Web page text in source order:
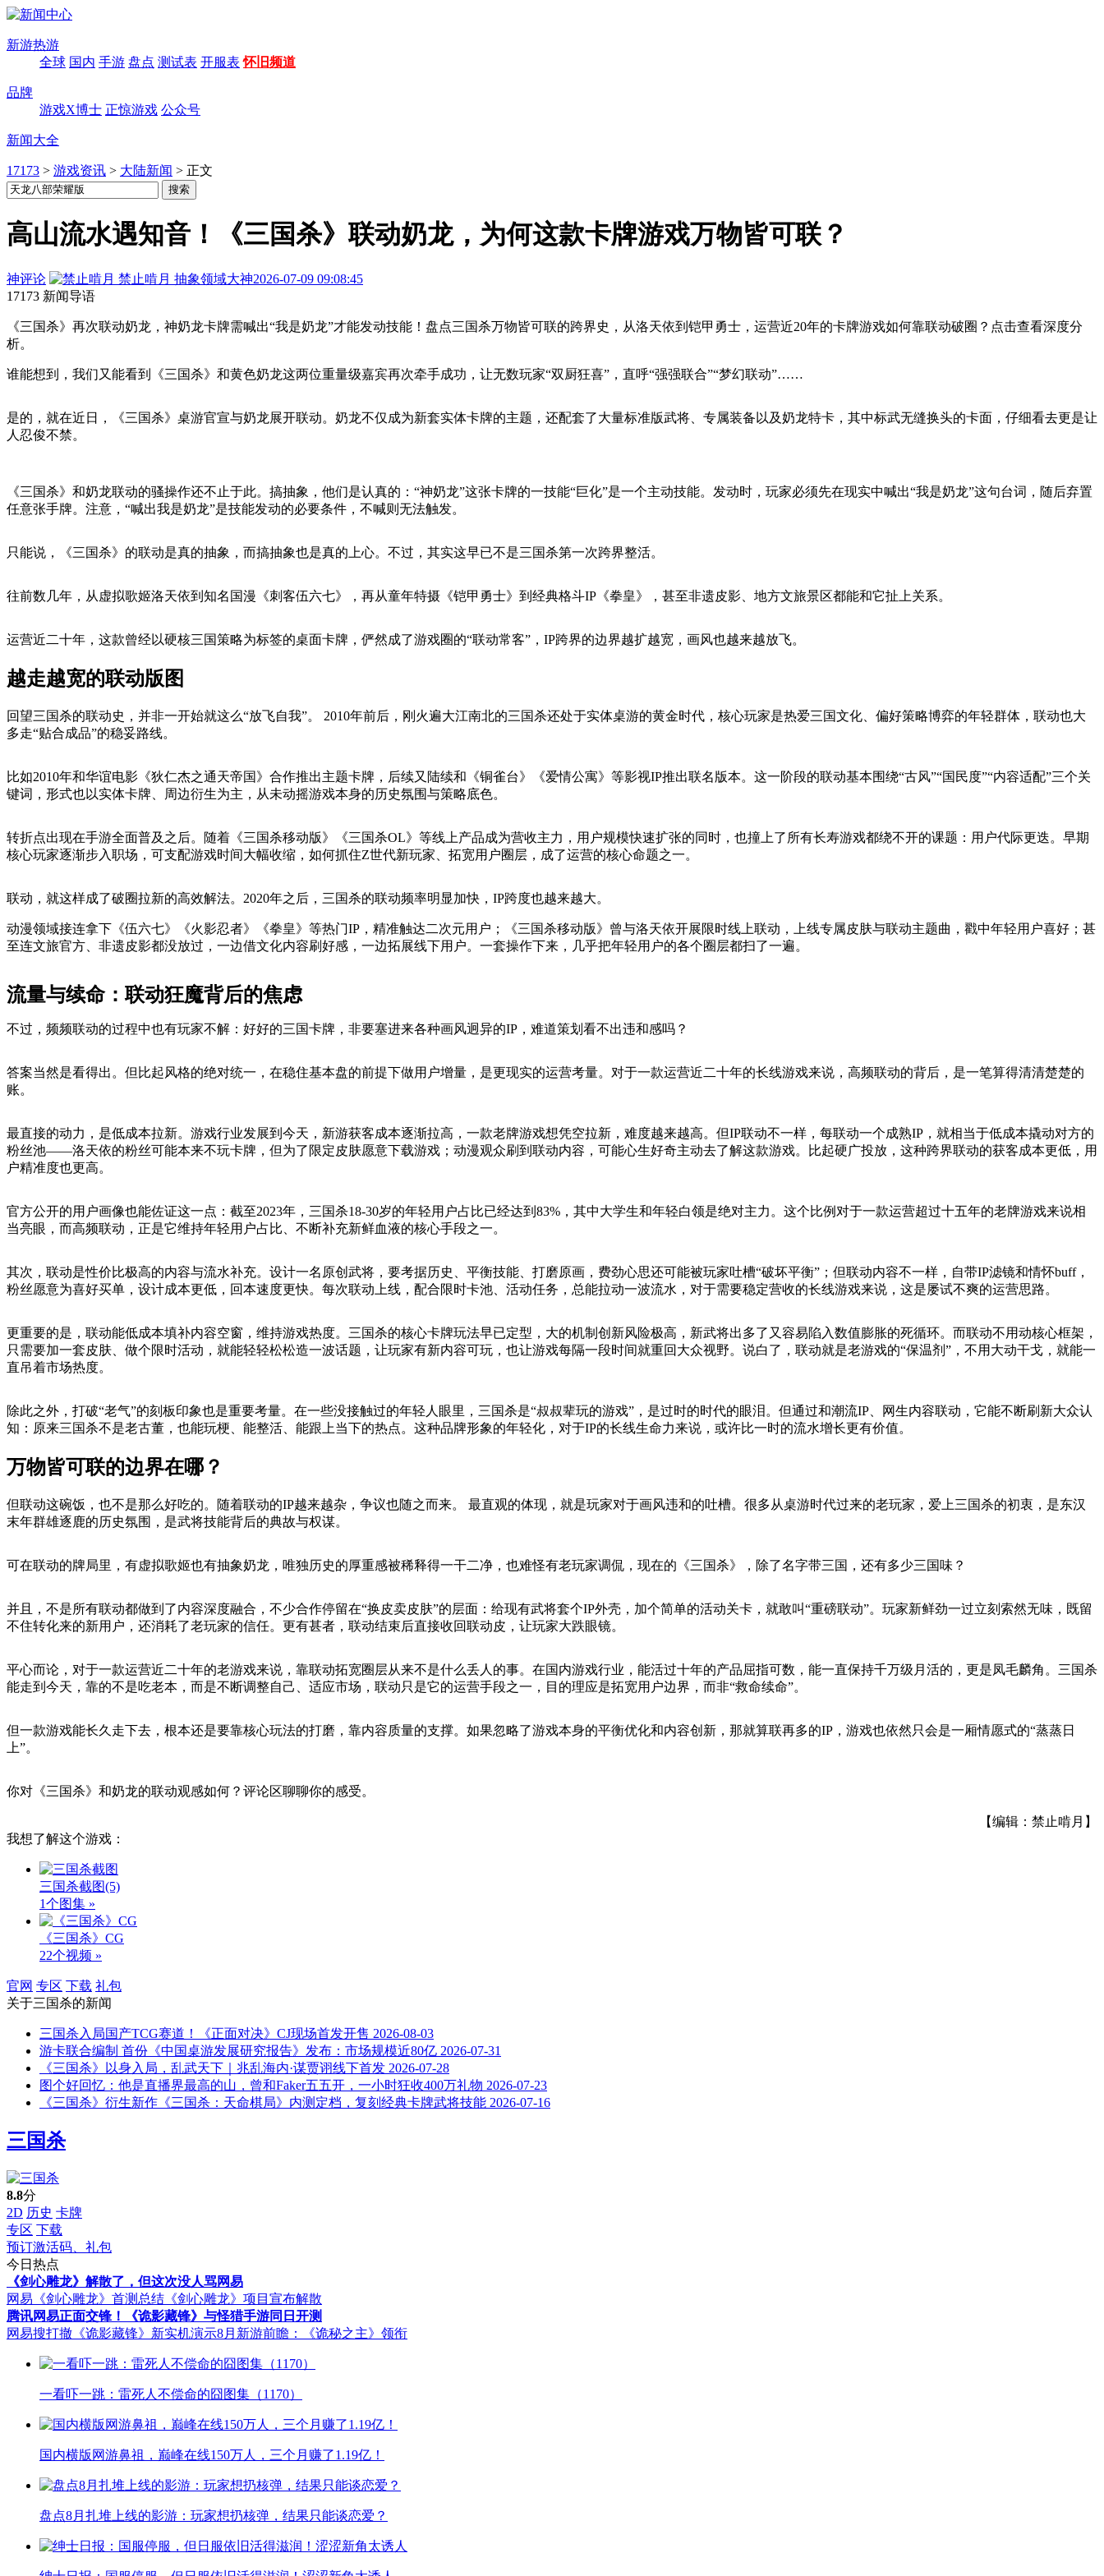
新游热游
全球 国内 手游 盘点 测试表 开服表 怀旧频道
品牌
游戏X博士 正惊游戏 公众号
新闻大全
17173 > 游戏资讯 > 大陆新闻 > 正文
高山流水遇知音！《三国杀》联动奶龙，为何这款卡牌游戏万物皆可联？
神评论 禁止啃月 抽象领域大神2026-07-09 09:08:45
17173 新闻导语
《三国杀》再次联动奶龙，神奶龙卡牌需喊出“我是奶龙”才能发动技能！盘点三国杀万物皆可联的跨界史，从洛天依到铠甲勇士，运营近20年的卡牌游戏如何靠联动破圈？点击查看深度分
析。
谁能想到，我们又能看到《三国杀》和黄色奶龙这两位重量级嘉宾再次牵手成功，让无数玩家“双厨狂喜”，直呼“强强联合”“梦幻联动”……
是的，就在近日，《三国杀》桌游官宣与奶龙展开联动。奶龙不仅成为新套实体卡牌的主题，还配套了大量标准版武将、专属装备以及奶龙特卡，其中标武无缝换头的卡面，仔细看去更是让
人忍俊不禁。
《三国杀》和奶龙联动的骚操作还不止于此。搞抽象，他们是认真的：“神奶龙”这张卡牌的一技能“巨化”是一个主动技能。发动时，玩家必须先在现实中喊出“我是奶龙”这句台词，随后弃置
任意张手牌。注意，“喊出我是奶龙”是技能发动的必要条件，不喊则无法触发。
只能说，《三国杀》的联动是真的抽象，而搞抽象也是真的上心。不过，其实这早已不是三国杀第一次跨界整活。
往前数几年，从虚拟歌姬洛天依到知名国漫《刺客伍六七》，再从童年特摄《铠甲勇士》到经典格斗IP《拳皇》，甚至非遗皮影、地方文旅景区都能和它扯上关系。
运营近二十年，这款曾经以硬核三国策略为标签的桌面卡牌，俨然成了游戏圈的“联动常客”，IP跨界的边界越扩越宽，画风也越来越放飞。
越走越宽的联动版图
回望三国杀的联动史，并非一开始就这么“放飞自我”。 2010年前后，刚火遍大江南北的三国杀还处于实体桌游的黄金时代，核心玩家是热爱三国文化、偏好策略博弈的年轻群体，联动也大
多走“贴合成品”的稳妥路线。
比如2010年和华谊电影《狄仁杰之通天帝国》合作推出主题卡牌，后续又陆续和《铜雀台》《爱情公寓》等影视IP推出联名版本。这一阶段的联动基本围绕“古风”“国民度”“内容适配”三个关
键词，形式也以实体卡牌、周边衍生为主，从未动摇游戏本身的历史氛围与策略底色。
转折点出现在手游全面普及之后。随着《三国杀移动版》《三国杀OL》等线上产品成为营收主力，用户规模快速扩张的同时，也撞上了所有长寿游戏都绕不开的课题：用户代际更迭。早期
核心玩家逐渐步入职场，可支配游戏时间大幅收缩，如何抓住Z世代新玩家、拓宽用户圈层，成了运营的核心命题之一。
联动，就这样成了破圈拉新的高效解法。2020年之后，三国杀的联动频率明显加快，IP跨度也越来越大。
动漫领域接连拿下《伍六七》《火影忍者》《拳皇》等热门IP，精准触达二次元用户；《三国杀移动版》曾与洛天依开展限时线上联动，上线专属皮肤与联动主题曲，戳中年轻用户喜好；甚
至连文旅官方、非遗皮影都没放过，一边借文化内容刷好感，一边拓展线下用户。一套操作下来，几乎把年轻用户的各个圈层都扫了一遍。
流量与续命：联动狂魔背后的焦虑
不过，频频联动的过程中也有玩家不解：好好的三国卡牌，非要塞进来各种画风迥异的IP，难道策划看不出违和感吗？
答案当然是看得出。但比起风格的绝对统一，在稳住基本盘的前提下做用户增量，是更现实的运营考量。对于一款运营近二十年的长线游戏来说，高频联动的背后，是一笔算得清清楚楚的
账。
最直接的动力，是低成本拉新。游戏行业发展到今天，新游获客成本逐渐拉高，一款老牌游戏想凭空拉新，难度越来越高。但IP联动不一样，每联动一个成熟IP，就相当于低成本撬动对方的
粉丝池——洛天依的粉丝可能本来不玩卡牌，但为了限定皮肤愿意下载游戏；动漫观众刷到联动内容，可能心生好奇主动去了解这款游戏。比起硬广投放，这种跨界联动的获客成本更低，用
户精准度也更高。
官方公开的用户画像也能佐证这一点：截至2023年，三国杀18-30岁的年轻用户占比已经达到83%，其中大学生和年轻白领是绝对主力。这个比例对于一款运营超过十五年的老牌游戏来说相
当亮眼，而高频联动，正是它维持年轻用户占比、不断补充新鲜血液的核心手段之一。
其次，联动是性价比极高的内容与流水补充。设计一名原创武将，要考据历史、平衡技能、打磨原画，费劲心思还可能被玩家吐槽“破坏平衡”；但联动内容不一样，自带IP滤镜和情怀buff，
粉丝愿意为喜好买单，设计成本更低，回本速度更快。每次联动上线，配合限时卡池、活动任务，总能拉动一波流水，对于需要稳定营收的长线游戏来说，这是屡试不爽的运营思路。
更重要的是，联动能低成本填补内容空窗，维持游戏热度。三国杀的核心卡牌玩法早已定型，大的机制创新风险极高，新武将出多了又容易陷入数值膨胀的死循环。而联动不用动核心框架，
只需要加一套皮肤、做个限时活动，就能轻轻松松造一波话题，让玩家有新内容可玩，也让游戏每隔一段时间就重回大众视野。说白了，联动就是老游戏的“保温剂”，不用大动干戈，就能一
直吊着市场热度。
除此之外，打破“老气”的刻板印象也是重要考量。在一些没接触过的年轻人眼里，三国杀是“叔叔辈玩的游戏”，是过时的时代的眼泪。但通过和潮流IP、网生内容联动，它能不断刷新大众认
知：原来三国杀不是老古董，也能玩梗、能整活、能跟上当下的热点。这种品牌形象的年轻化，对于IP的长线生命力来说，或许比一时的流水增长更有价值。
万物皆可联的边界在哪？
但联动这碗饭，也不是那么好吃的。随着联动的IP越来越杂，争议也随之而来。 最直观的体现，就是玩家对于画风违和的吐槽。很多从桌游时代过来的老玩家，爱上三国杀的初衷，是东汉
末年群雄逐鹿的历史氛围，是武将技能背后的典故与权谋。
可在联动的牌局里，有虚拟歌姬也有抽象奶龙，唯独历史的厚重感被稀释得一干二净，也难怪有老玩家调侃，现在的《三国杀》，除了名字带三国，还有多少三国味？
并且，不是所有联动都做到了内容深度融合，不少合作停留在“换皮卖皮肤”的层面：给现有武将套个IP外壳，加个简单的活动关卡，就敢叫“重磅联动”。玩家新鲜劲一过立刻索然无味，既留
不住转化来的新用户，还消耗了老玩家的信任。更有甚者，联动结束后直接收回联动皮，让玩家大跌眼镜。
平心而论，对于一款运营近二十年的老游戏来说，靠联动拓宽圈层从来不是什么丢人的事。在国内游戏行业，能活过十年的产品屈指可数，能一直保持千万级月活的，更是凤毛麟角。三国杀
能走到今天，靠的不是吃老本，而是不断调整自己、适应市场，联动只是它的运营手段之一，目的理应是拓宽用户边界，而非“救命续命”。
但一款游戏能长久走下去，根本还是要靠核心玩法的打磨，靠内容质量的支撑。如果忽略了游戏本身的平衡优化和内容创新，那就算联再多的IP，游戏也依然只会是一厢情愿式的“蒸蒸日
上”。
你对《三国杀》和奶龙的联动观感如何？评论区聊聊你的感受。
【编辑：禁止啃月】
我想了解这个游戏：
三国杀截图(5)
1个图集 »
《三国杀》CG
22个视频 »
官网 专区 下载 礼包
关于三国杀的新闻
三国杀入局国产TCG赛道！《正面对决》CJ现场首发开售 2026-08-03
游卡联合编制 首份《中国桌游发展研究报告》发布：市场规模近80亿 2026-07-31
《三国杀》以身入局，乱武天下｜兆乱海内·谋贾诩线下首发 2026-07-28
图个好回忆：他是直播界最高的山，曾和Faker五五开，一小时狂收400万礼物 2026-07-23
《三国杀》衍生新作《三国杀：天命棋局》内测定档，复刻经典卡牌武将技能 2026-07-16
三国杀
8.8分
2D 历史 卡牌
专区 下载
预订激活码、礼包
今日热点
《剑心雕龙》解散了，但这次没人骂网易
网易《剑心雕龙》首测总结 《剑心雕龙》项目宣布解散
腾讯网易正面交锋！《诡影藏锋》与怪猎手游同日开测
网易搜打撤《诡影藏锋》新实机演示8月新游前瞻：《诡秘之主》领衔
一看吓一跳：雷死人不偿命的囧图集（1170）
国内横版网游鼻祖，巅峰在线150万人，三个月赚了1.19亿！
盘点8月扎堆上线的影游：玩家想扔核弹，结果只能谈恋爱？